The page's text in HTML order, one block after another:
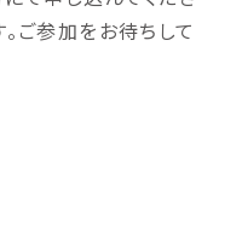
ご参加をお待ちして